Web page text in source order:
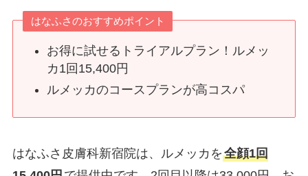
はなふさのおすすめポイント
お得に試せるトライアルプラン！ルメッ
カ1回15,400円
ルメッカのコースプランが高コスパ
はなふさ皮膚科新宿院は、ルメッカを全顔1回